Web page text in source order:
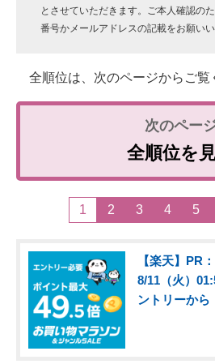
とさせていただきます。ご本人確認の
番号かメールアドレスの記載をお願いい
全順位は、次のページからご覧
全順位を
1 2 3 4 5
【楽天】PR
8/11（火）
ントリーから